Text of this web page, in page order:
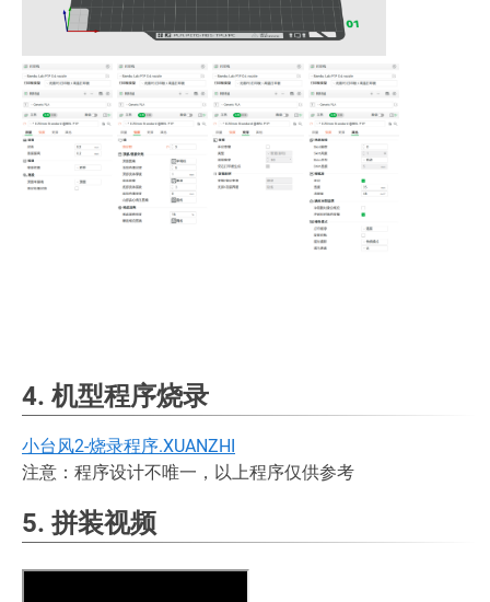
4. 机型程序烧录
小台风2-烧录程序.XUANZHI
注意：程序设计不唯一，以上程序仅供参考
5. 拼装视频